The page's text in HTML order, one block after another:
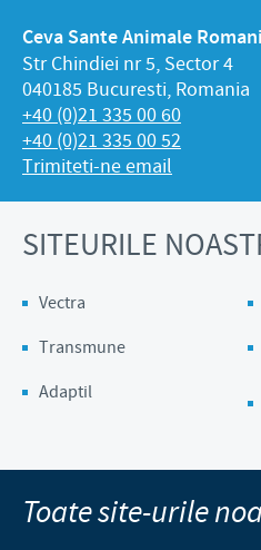
Ceva Sante Animale
Str Chindiei nr 5, Sector 4
040185 Bucuresti, Romania
+40 (0)21 335 00 60
+40 (0)21 335 00 52
Trimiteti-ne email
SITEURILE
Vectra
Transmune
Adaptil
Toate site-urile